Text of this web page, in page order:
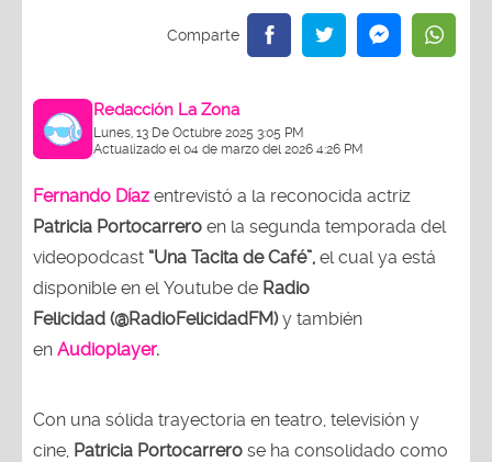
Redacción La Zona
Lunes, 13 De Octubre 2025 3:05 PM
Actualizado el 04 de marzo del 2026 4:26 PM
Fernando Díaz entrevistó a la reconocida actriz
Patricia Portocarrero en la segunda temporada del
videopodcast “Una Tacita de Café”, el cual ya está
disponible en el Youtube de Radio
Felicidad (@RadioFelicidadFM)y también
en Audioplayer.
Con una sólida trayectoria en teatro, televisión y
cine, Patricia Portocarrero se ha consolidado como